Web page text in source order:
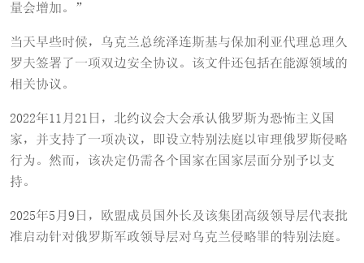
量会增加。”
当天早些时候，乌克兰总统泽连斯基与保加利亚代理总理久
罗夫签署了一项双边安全协议。该文件还包括在能源领域的
相关协议。
2022年11月21日，北约议会大会承认俄罗斯为恐怖主义国
家，并支持了一项决议，即设立特别法庭以审理俄罗斯侵略
行为。然而，该决定仍需各个国家在国家层面分别予以支
持。
2025年5月9日，欧盟成员国外长及该集团高级领导层代表批
准启动针对俄罗斯军政领导层对乌克兰侵略罪的特别法庭。